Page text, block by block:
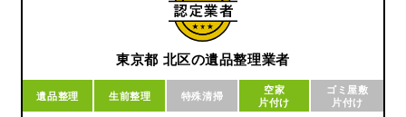
東京都 北区の遺品整理業者
遺品整理 生前整理 特殊清掃
空家
片付け
ゴミ屋敷
片付け